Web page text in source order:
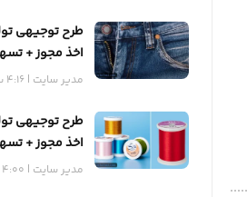
طرح توجیهی
اخذ مجوز +
مدیر سایت 4:16 ب.ظ
طرح توجیهی
اخذ مجوز +
مدیر سایت 4:00 ب.ظ